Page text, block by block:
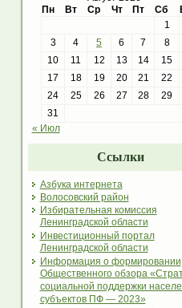
Пн
Вт Ср Чт Пт Сб
1
3
4 5 6 7 8
10
11 12 13 14 15
17
18 19 20 21 22
24
25 26 27 28 29
31
« Июл
Ссылки
Азбука интернета
Волосовский район
Избирательная комиссия
Ленинградской области
Инвестиционный портал
Ленинградской области
Информация о формировании
Общественного обзора
социальной поддержки
субъектов ПФ — 2023»